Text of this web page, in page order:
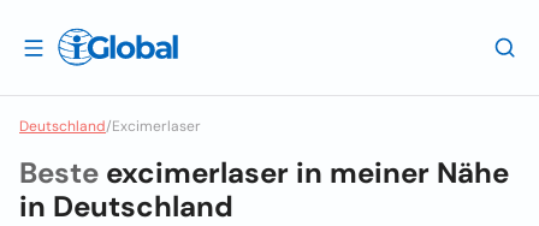
Deutschland/Excimerlaser
Beste excimerlaser in meiner Nähe
in Deutschland